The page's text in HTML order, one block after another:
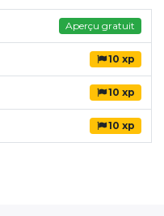
Aperçu gratuit
10 xp
10 xp
10 xp